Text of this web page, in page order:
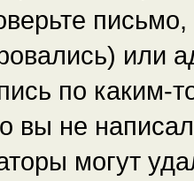
или
по каким-
вы не
могут